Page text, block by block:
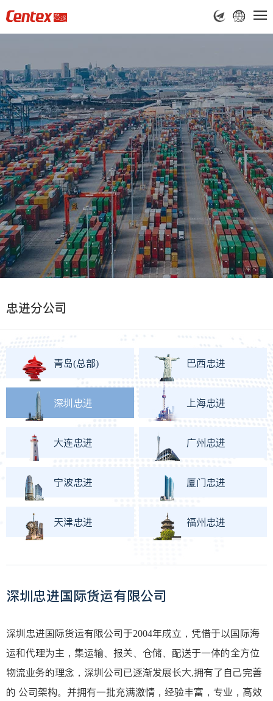
忠进分公司
青岛(总部) 巴西忠进
深圳忠进 上海忠进
大连忠进 广州忠进
宁波忠进 厦门忠进
天津忠进 福州忠进
深圳忠进国际货运有限公司
深圳忠进国际货运有限公司于2004年成立，凭借于以国际海
运和代理为主，集运输、报关、仓储、配送于一体的全方位
物流业务的理念，深圳公司已逐渐发展长大,拥有了自己完善
的 公司架构。并拥有一批充满激情，经验丰富，专业，高效